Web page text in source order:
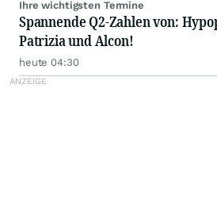
Ihre wichtigsten Termine
Spannende Q2-Zahlen von:
Patrizia und Alcon!
heute 04:30